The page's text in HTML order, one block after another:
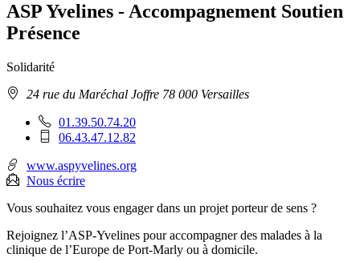
ASP Yvelines - Accompagnement Soutien
Présence
Solidarité
Adresse24 rue du Maréchal Joffre 78 000 Versailles
Téléphone
fixe
01.39.50.74.20
Téléphone
:
06.43.47.12.82
www.aspyvelines.org
Nous écrire
Vous souhaitez vous engager dans un projet porteur de sens ?
Rejoignez l’ASP-Yvelines pour accompagner des malades à la
clinique de l’Europe de Port-Marly ou à domicile.